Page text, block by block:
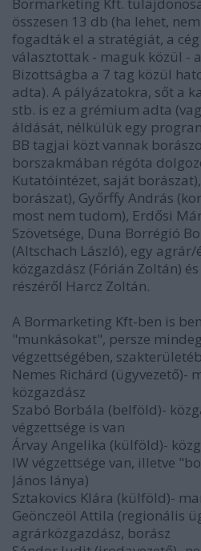
Bormarketing Kft.
összesen 13 db (ha lehet,
fogadták el a stratégiát, a
választottak - maguk közül -
Bizottságba a 7 tag közül
adta). A pályázatokra, sőt a
stb. is ez a grémium adta
áldását, nélkülük egy
BB tagjai közt vannak
borszakmában régóta
Kutatóintézet, saját
borászat), Győrffy András
most nem tudom), Erdősi
Szövetsége, Duna Borrégió
(Altschach László), egy
közgazdász (Fórián Zoltán)
részéről Harcz Zoltán.
A Bormarketing Kft-ben is
"munkásokat", persze
végzettségében,
Nemes Richárd (ügyvezető)-
közgazdász
Szabó Borbála (belföld)-
végzettsége is van
Árvay Angelika (külföld)-
IW végzettsége van, illetve
János lánya)
Sztakovics Klára (külföld)-
Geönczeöl Attila (regionális
agrárközgazdász, borász